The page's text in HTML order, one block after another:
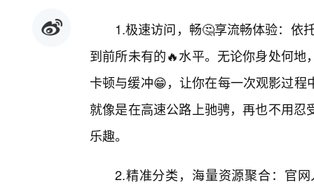
1.极速访问，畅🤔享流畅体验：依
到前所未有的🔥水平。无论你身处何
卡顿与缓冲😁，让你在每一次观影过
就像是在高速公路上驰骋，再也不用
乐趣。
2.精准分类，海量资源聚合：官